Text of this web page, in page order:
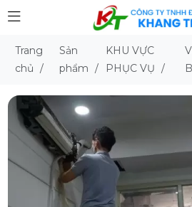
Trang
chủ /
Sản
phẩm /
KHU VỰC
PHỤC VỤ /